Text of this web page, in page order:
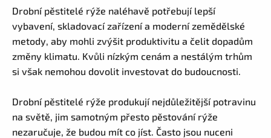
Drobní pěstitelé rýže naléhavě potřebují lepší
vybavení, skladovací zařízení a moderní zemědělské
metody, aby mohli zvýšit produktivitu a čelit dopadům
změny klimatu. Kvůli nízkým cenám a nestálým trhům
si však nemohou dovolit investovat do budoucnosti.
Drobní pěstitelé rýže produkují nejdůležitější potravinu
na světě, jim samotným přesto pěstování rýže
nezaručuje, že budou mít co jíst. Často jsou nuceni